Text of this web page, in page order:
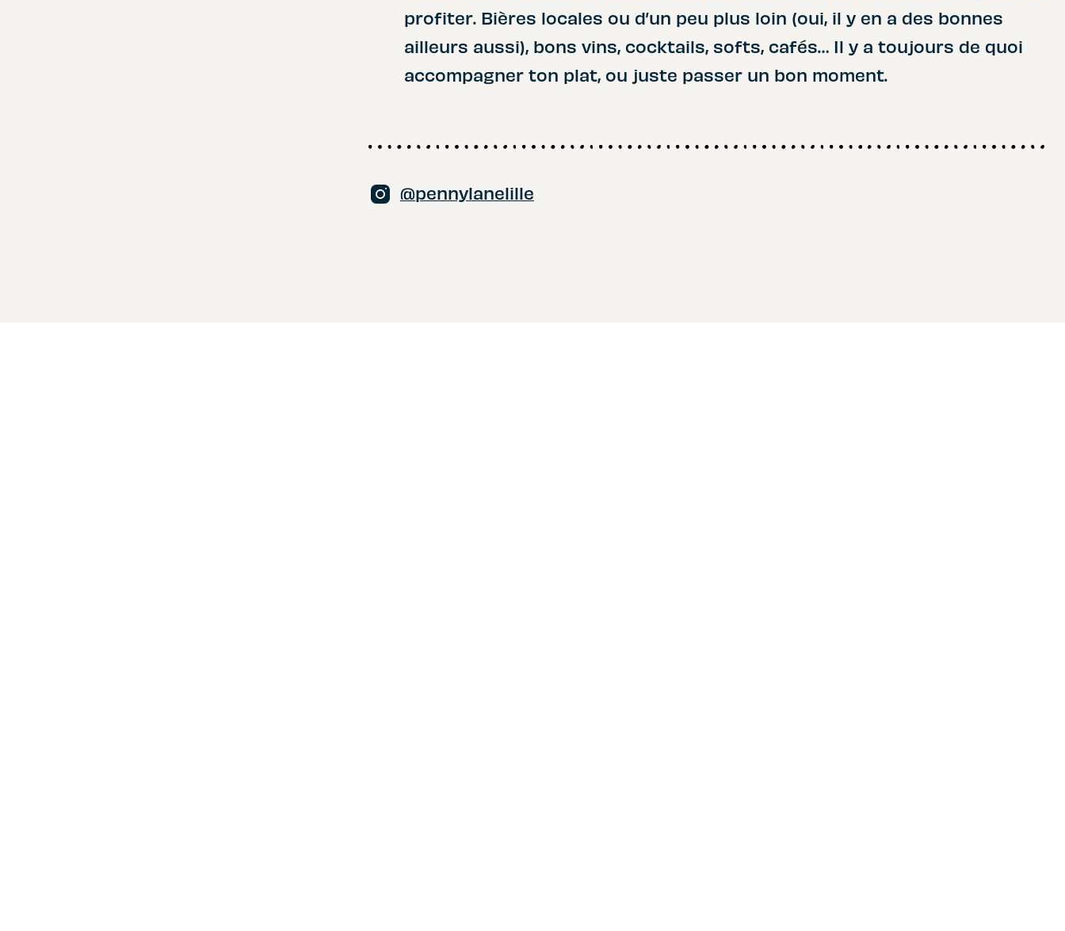
profiter. Bières locales ou d’un peu plus loin (oui, il y en a des bonnes
ailleurs aussi), bons vins, cocktails, softs, cafés… Il y a toujours de quoi
accompagner ton plat, ou juste passer un bon moment.
@pennylanelille